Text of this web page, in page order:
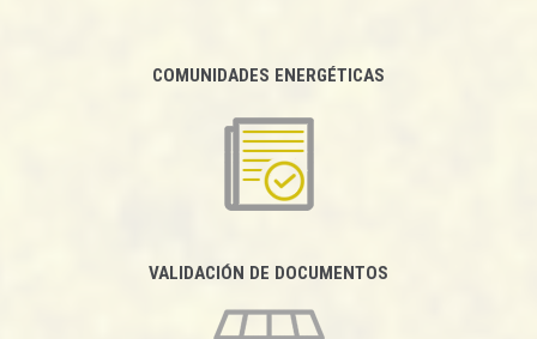
COMUNIDADES ENERGÉTICAS
VALIDACIÓN DE DOCUMENTOS